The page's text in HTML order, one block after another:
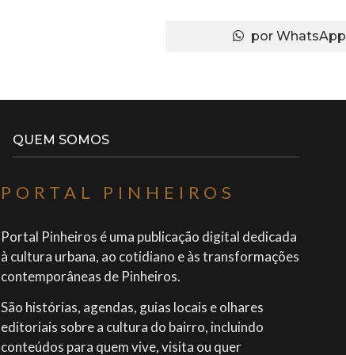
por WhatsApp
QUEM SOMOS
PORTAL PINHEIROS
Portal Pinheiros é uma publicação digital dedicada
à cultura urbana, ao cotidiano e às transformações
contemporâneas de Pinheiros.
São histórias, agendas, guias locais e olhares
editoriais sobre a cultura do bairro, incluindo
conteúdos para quem vive, visita ou quer